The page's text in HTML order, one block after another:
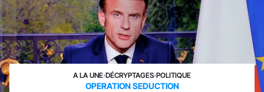
A LA UNE›DÉCRYPTAGES›POLITIQUE
OPERATION SEDUCTION